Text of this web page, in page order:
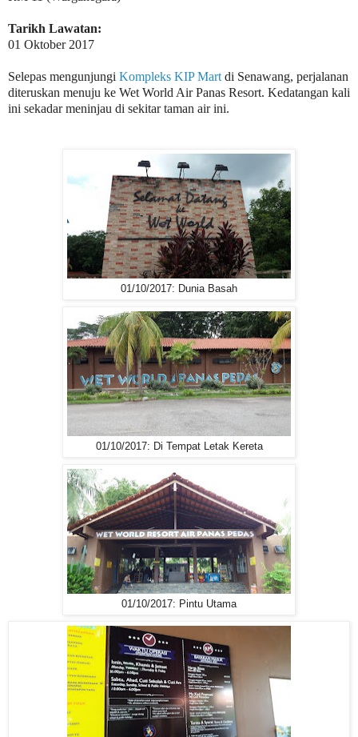
Tarikh Lawatan:
01 Oktober 2017
Selepas mengunjungi Kompleks KIP Mart di Senawang, perjalanan
diteruskan menuju ke Wet World Air Panas Resort. Kedatangan kali
ini sekadar meninjau di sekitar taman air ini.
01/10/2017: Dunia Basah
01/10/2017: Di Tempat Letak Kereta
01/10/2017: Pintu Utama